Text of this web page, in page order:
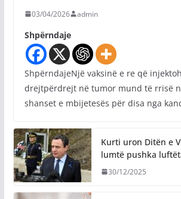
03/04/2026 admin
Shpërndaje
ShpërndajeNjë vaksinë e re që
drejtpërdrejt në tumor mund të rrisë
shanset e mbijetesës për disa nga
Kurti uron Ditën e
lumtë pushka
30/12/2025